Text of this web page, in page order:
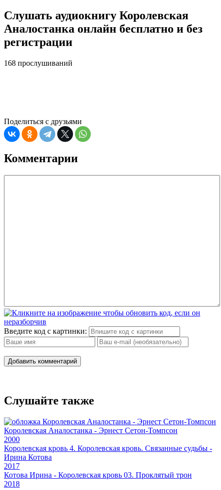
Слушать аудиокнигу Королевская
Аналостанка онлайн бесплатно и без
регистрации
168 прослушиваний
Поделиться с друзьями
Комментарии
Введите код с картинки:
Добавить комментарий
Слушайте также
Королевская Аналостанка - Эрнест Сетон-Томпсон
2000
Королевская кровь 4. Королевская кровь. Связанные судьбы -
Ирина Котова
2017
Котова Ирина - Королевская кровь 03. Проклятый трон
2018